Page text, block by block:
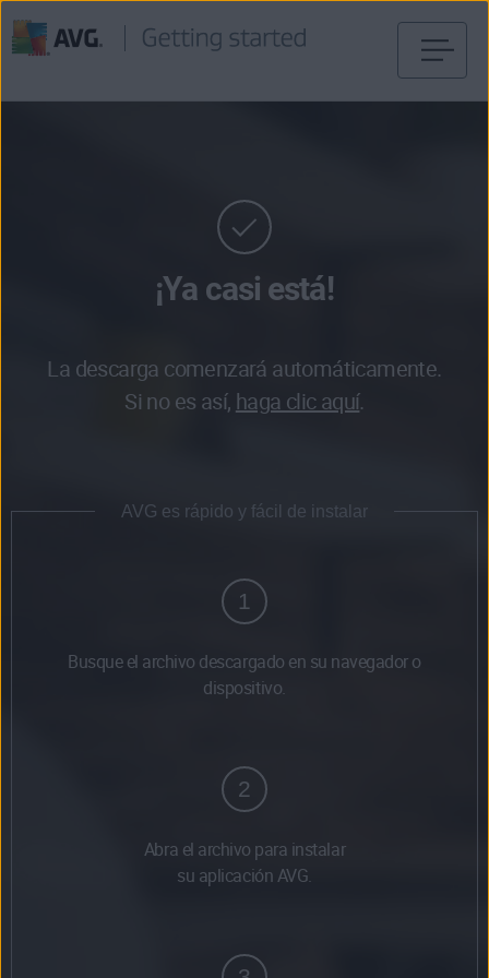
¡Ya casi está!
La descarga comenzará automáticamente.
Si no es así, haga clic aquí.
AVG es rápido y fácil de instalar
1
Busque el archivo descargado en su navegador o
dispositivo.
2
Abra el archivo para instalar
su aplicación AVG.